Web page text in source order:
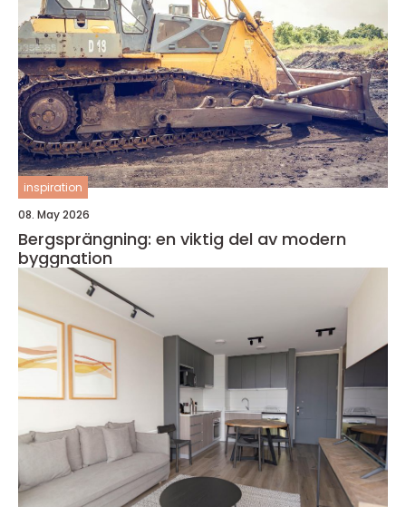
inspiration
08. May 2026
Bergsprängning: en viktig del av modern
byggnation